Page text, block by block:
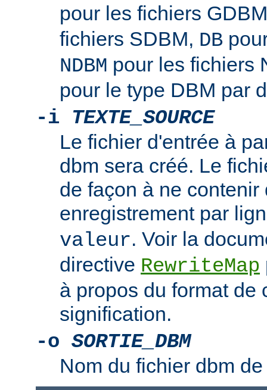
pour les fichiers
fichiers SDBM, DB
NDBM pour les fichiers
pour le type DBM par
-i TEXTE_SOURCE
Le fichier d'entrée à
dbm sera créé. Le
de façon à ne contenir
enregistrement par
valeur. Voir la
directive RewriteMap
à propos du format de
signification.
-o SORTIE_DBM
Nom du fichier dbm